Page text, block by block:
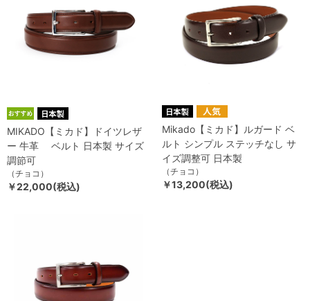
MIKADO【ミカド】ドイツレザ
ー 牛革 ベルト 日本製 サイズ
調節可
（チョコ）
￥22,000(税込)
Mikado【ミカド】ルガード ベ
ルト シンプル ステッチなし サ
イズ調整可 日本製
（チョコ）
￥13,200(税込)